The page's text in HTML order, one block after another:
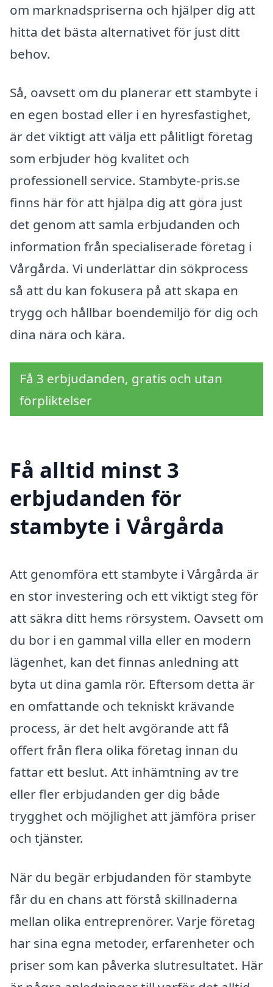
om marknadspriserna och hjälper dig att
hitta det bästa alternativet för just ditt
behov.
Så, oavsett om du planerar ett stambyte i
en egen bostad eller i en hyresfastighet,
är det viktigt att välja ett pålitligt företag
som erbjuder hög kvalitet och
professionell service. Stambyte-pris.se
finns här för att hjälpa dig att göra just
det genom att samla erbjudanden och
information från specialiserade företag i
Vårgårda. Vi underlättar din sökprocess
så att du kan fokusera på att skapa en
trygg och hållbar boendemiljö för dig och
dina nära och kära.
Få 3 erbjudanden, gratis och utan
förpliktelser
Få alltid minst 3
erbjudanden för
stambyte i Vårgårda
Att genomföra ett stambyte i Vårgårda är
en stor investering och ett viktigt steg för
att säkra ditt hems rörsystem. Oavsett om
du bor i en gammal villa eller en modern
lägenhet, kan det finnas anledning att
byta ut dina gamla rör. Eftersom detta är
en omfattande och tekniskt krävande
process, är det helt avgörande att få
offert från flera olika företag innan du
fattar ett beslut. Att inhämtning av tre
eller fler erbjudanden ger dig både
trygghet och möjlighet att jämföra priser
och tjänster.
När du begär erbjudanden för stambyte
får du en chans att förstå skillnaderna
mellan olika entreprenörer. Varje företag
har sina egna metoder, erfarenheter och
priser som kan påverka slutresultatet. Här